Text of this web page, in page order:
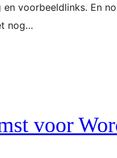
voorbeeldlinks. En
nog…
voor